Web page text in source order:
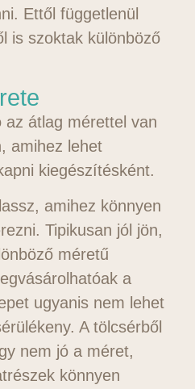
Ettől függetlenül
is szoktak különböző
az átlag mérettel van
amihez lehet
kiegészítésként.
amihez könnyen
Tipikusan jól jön,
méretű
a
ugyanis nem lehet
A tölcsérből
nem jó a méret,
könnyen